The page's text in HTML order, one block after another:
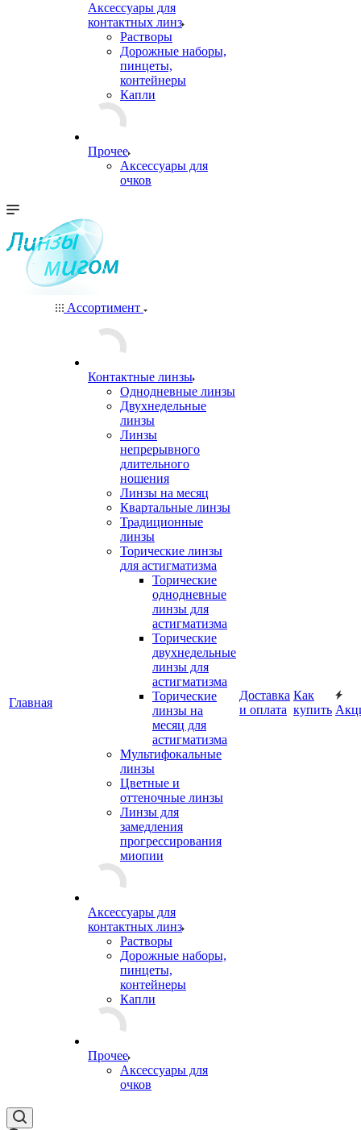
Аксессуары для
контактных линз
Растворы
Дорожные наборы,
пинцеты,
контейнеры
Капли
Прочее
Аксессуары для
очков
Главная
Ассортимент
Контактные линзы
Однодневные линзы
Двухнедельные
линзы
Линзы
непрерывного
длительного
ношения
Линзы на месяц
Квартальные линзы
Традиционные
линзы
Торические линзы
для астигматизма
Торические
однодневные
линзы для
астигматизма
Торические
двухнедельные
линзы для
астигматизма
Торические
линзы на
месяц для
астигматизма
Мультифокальные
линзы
Цветные и
оттеночные линзы
Линзы для
замедления
прогрессирования
миопии
Аксессуары для
контактных линз
Растворы
Дорожные наборы,
пинцеты,
контейнеры
Капли
Прочее
Аксессуары для
очков
Доставка
и оплата
Как
купить